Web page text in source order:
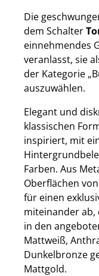
Die
dem Schalter
einnehmendes
veranlasst, sie
der Kategorie
auszuwählen.
Elegant und
klassischen
inspiriert, mit
Farben. Aus
Oberflächen
für einen
miteinander
in den
Mattweiß,
Dunkelbronze
Mattgold.